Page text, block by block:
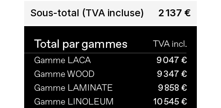
Sous-total (TVA incluse) 2 137 €
Total par gammes
TVA incl.
Gamme LACA
9 047 €
Gamme WOOD
9 347 €
Gamme LAMINATE
9 858 €
Gamme LINOLEUM
10 545 €